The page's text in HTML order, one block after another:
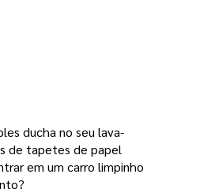
ducha no seu lava-
de tapetes de papel
em um carro limpinho